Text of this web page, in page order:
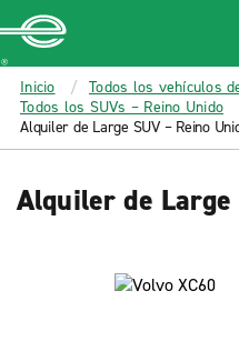
MAIN
CONTENT
Enterprise
Inicio
Todos los vehículos
Todos los SUVs – Reino Unido
Alquiler de Large SUV – Reino
Alquiler de Large